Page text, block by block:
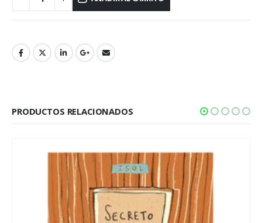
PRODUCTOS RELACIONADOS